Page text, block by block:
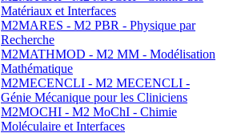
Matériaux et Interfaces
M2MARES - M2 PBR - Physique par
Recherche
M2MATHMOD - M2 MM - Modélisation
Mathématique
M2MECENCLI - M2 MECENCLI -
Génie Mécanique pour les Cliniciens
M2MOCHI - M2 MoChI - Chimie
Moléculaire et Interfaces